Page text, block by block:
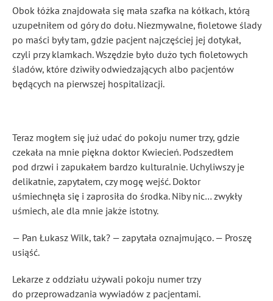
Obok łóżka znajdowała się mała szafka na kółkach, którą
uzupełniłem od góry do dołu. Niezmywalne, fioletowe ślady
po maści były tam, gdzie pacjent najczęściej jej dotykał,
czyli przy klamkach. Wszędzie było dużo tych fioletowych
śladów, które dziwiły odwiedzających albo pacjentów
będących na pierwszej hospitalizacji.
Teraz mogłem się już udać do pokoju numer trzy, gdzie
czekała na mnie piękna doktor Kwiecień. Podszedłem
pod drzwi i zapukałem bardzo kulturalnie. Uchyliwszy je
delikatnie, zapytałem, czy mogę wejść. Doktor
uśmiechnęła się i zaprosiła do środka. Niby nic… zwykły
uśmiech, ale dla mnie jakże istotny.
— Pan Łukasz Wilk, tak? — zapytała oznajmująco. — Proszę
usiąść.
Lekarze z oddziału używali pokoju numer trzy
do przeprowadzania wywiadów z pacjentami.